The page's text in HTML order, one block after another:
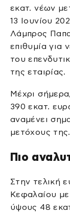
εκατ. νέων
13 Ιουνίου
Λάμπρος
επιθυμία για
του
της εταιρίας.
Μέχρι
390 εκατ.
αναμένει
μετόχους της.
Πιο
Στην τελική
Κεφαλαίου
ύψους 48